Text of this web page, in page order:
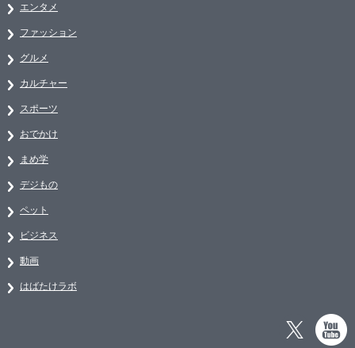
エンタメ
ファッション
グルメ
カルチャー
スポーツ
おでかけ
まめ学
デジもの
ペット
ビジネス
動画
はばたけラボ